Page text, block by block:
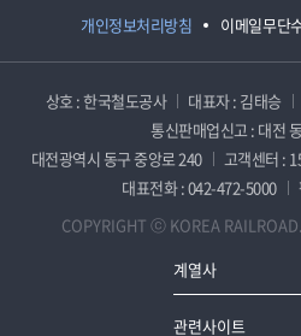
개인정보처리방침 이메일무단
상호 : 한국철도공사 대표자 : 김태승
통신판매업신고 : 대전
대전광역시 동구 중앙로 240
고객센터 :
대표전화 : 042-472-5000
COPYRIGHT ⓒ KOREA
계열사
관련사이트